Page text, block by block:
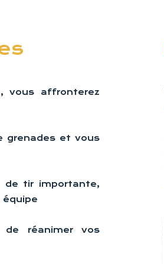
vous affronterez
grenades et vous
tir importante,
équipe
réanimer vos